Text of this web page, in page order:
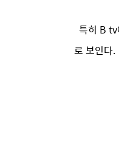
특히 B tv
로 보인다.